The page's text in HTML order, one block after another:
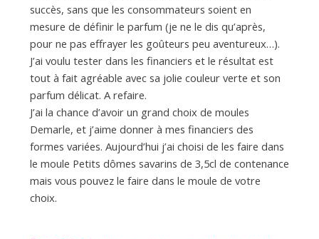
M
succès, sans que les consommateurs soient en
mesure de définir le parfum (je ne le dis qu’après,
pour ne pas effrayer les goûteurs peu aventureux…).
J’ai voulu tester dans les financiers et le résultat est
tout à fait agréable avec sa jolie couleur verte et son
parfum délicat. A refaire.
J’ai la chance d’avoir un grand choix de moules
Demarle, et j’aime donner à mes financiers des
formes variées. Aujourd’hui j’ai choisi de les faire dans
le moule Petits dômes savarins de 3,5cl de contenance
mais vous pouvez le faire dans le moule de votre
choix.